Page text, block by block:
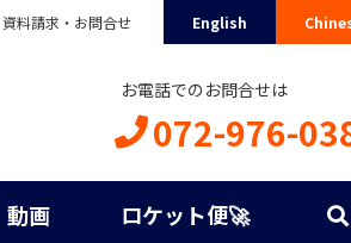
資料請求・お問合せ English
お電話でのお問合せは
072-976-
動画 ロケット便🚀